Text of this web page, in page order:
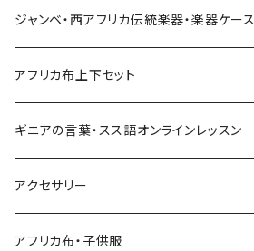
Pantalon bermuda
レディーストップス
ジャンベ・西アフリカ伝統楽器・楽器ケース
ジャンベ
ジャンベケース
ドゥンドゥン ベル
アフリカ布上下セット
男女兼用シャツ＆パンツセット
ギニアの言葉・スス語オンラインレッスン
アクセサリー
キーホルダー
アフリカ布・子供服